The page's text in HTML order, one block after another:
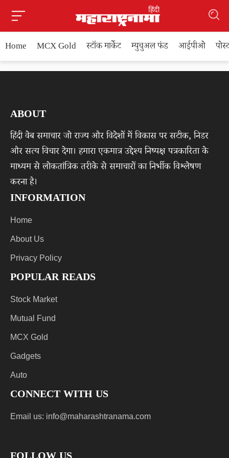
Home MCX Gold स्टॉक मार्केट म्युचुअल फंड आईपीओ
ABOUT
हिंदी वेब समाचार जो राज्य और विदेशों में विकास पर सटीक, निडर
और सत्य विचार देगा। हमारा एकमात्र उद्देश्य निष्पक्ष पत्रकारिता के
माध्यम से लोकतांत्रिक तरीके से समाचारों का निर्भीक विश्लेषण
करना है।
INFORMATION
Home
About Us
Privacy Policy
POPULAR READS
Stock Market
Mutual Fund
MCX Gold
Gadgets
Auto
CONNECT WITH US
Email us: info@maharashtranama.com